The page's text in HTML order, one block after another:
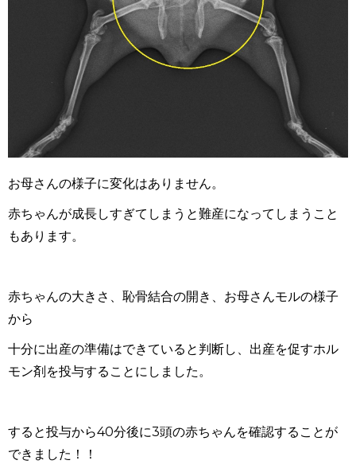
お母さんの様子に変化はありません。
赤ちゃんが成長しすぎてしまうと難産になってしまうこと
もあります。
赤ちゃんの大きさ、恥骨結合の開き、お母さんモルの様子
から
十分に出産の準備はできていると判断し、出産を促すホル
モン剤を投与することにしました。
すると投与から40分後に3頭の赤ちゃんを確認することが
できました！！